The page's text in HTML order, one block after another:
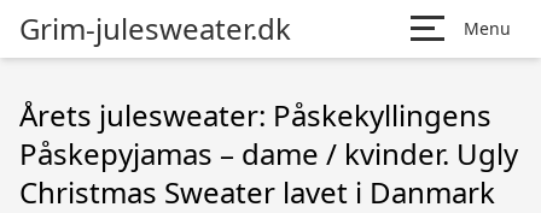
Grim-julesweater.dk Menu
Årets julesweater: Påskekyllingens
Påskepyjamas – dame / kvinder. Ugly
Christmas Sweater lavet i Danmark